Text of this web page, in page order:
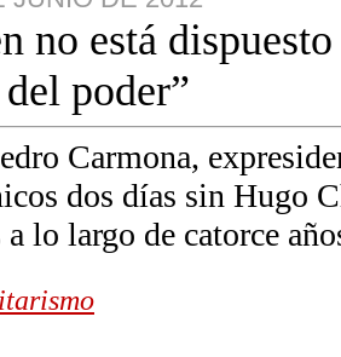
no está
poder”
Carmona,
dos días sin Hugo
a lo largo de catorce